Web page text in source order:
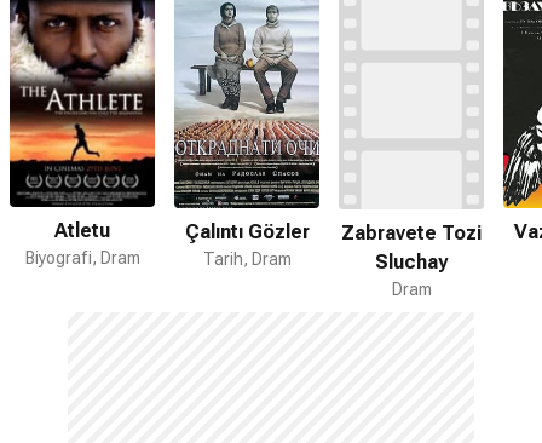
Atletu
Biyografi, Dram
Çalıntı Gözler
Tarih, Dram
Zabravete Tozi
Sluchay
Dram